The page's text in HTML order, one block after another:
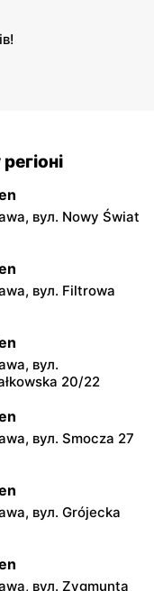
вул. Nowy Świat
вул. Filtrowa
вул.
20/22
вул. Smocza 27
вул. Grójecka
вул. Zygmunta